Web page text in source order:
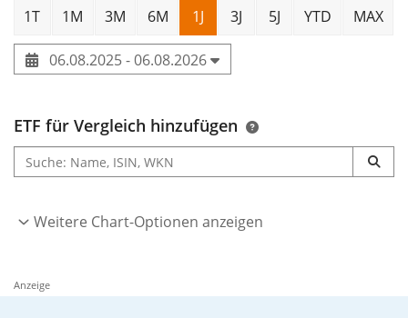
1T 1M 3M 6M 1J 3J 5J YTD MAX
06.08.2025 - 06.08.2026
ETF für Vergleich hinzufügen
Weitere Chart-Optionen anzeigen
Anzeige